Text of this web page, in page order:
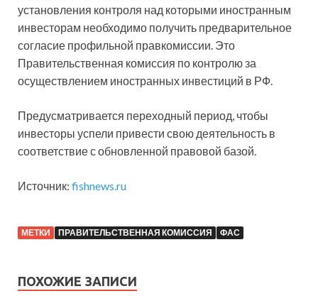
установления контроля над которыми иностранным
инвесторам необходимо получить предварительное
согласие профильной правкомиссии. Это
Правительственная комиссия по контролю за
осуществлением иностранных инвестиций в РФ.
Предусматривается переходный период, чтобы
инвесторы успели привести свою деятельность в
соответствие с обновленной правовой базой.
Источник: fishnews.ru
МЕТКИ ПРАВИТЕЛЬСТВЕННАЯ КОМИССИЯ ФАС
ПОХОЖИЕ ЗАПИСИ